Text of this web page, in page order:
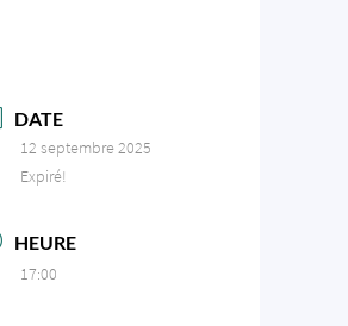
DATE
12 septembre 2025
Expiré!
HEURE
17:00